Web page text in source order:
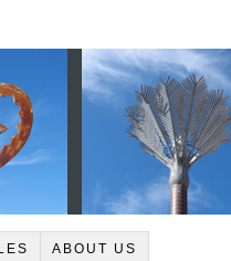
ABOUT US